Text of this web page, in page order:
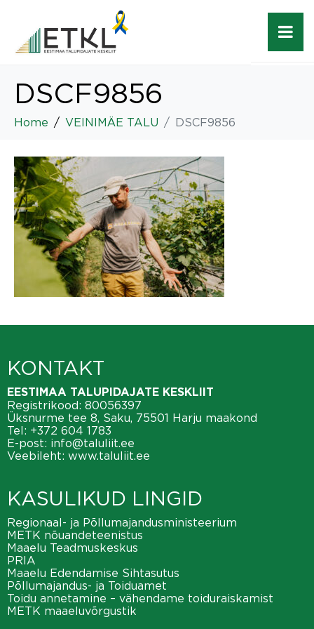
DSCF9856
Home VEINIMÄE TALU DSCF9856
KONTAKT
EESTIMAA TALUPIDAJATE KESKLIIT
Registrikood: 80056397
Üksnurme tee 8, Saku, 75501 Harju maakond
Tel: +372 604 1783
E-post: info@taluliit.ee
Veebileht: www.taluliit.ee
KASULIKUD LINGID
Regionaal- ja Põllumajandusministeerium
METK nõuandeteenistus
Maaelu Teadmuskeskus
PRIA
Maaelu Edendamise Sihtasutus
Põllumajandus- ja Toiduamet
Toidu annetamine – vähendame toiduraiskamist
METK maaeluvõrgustik